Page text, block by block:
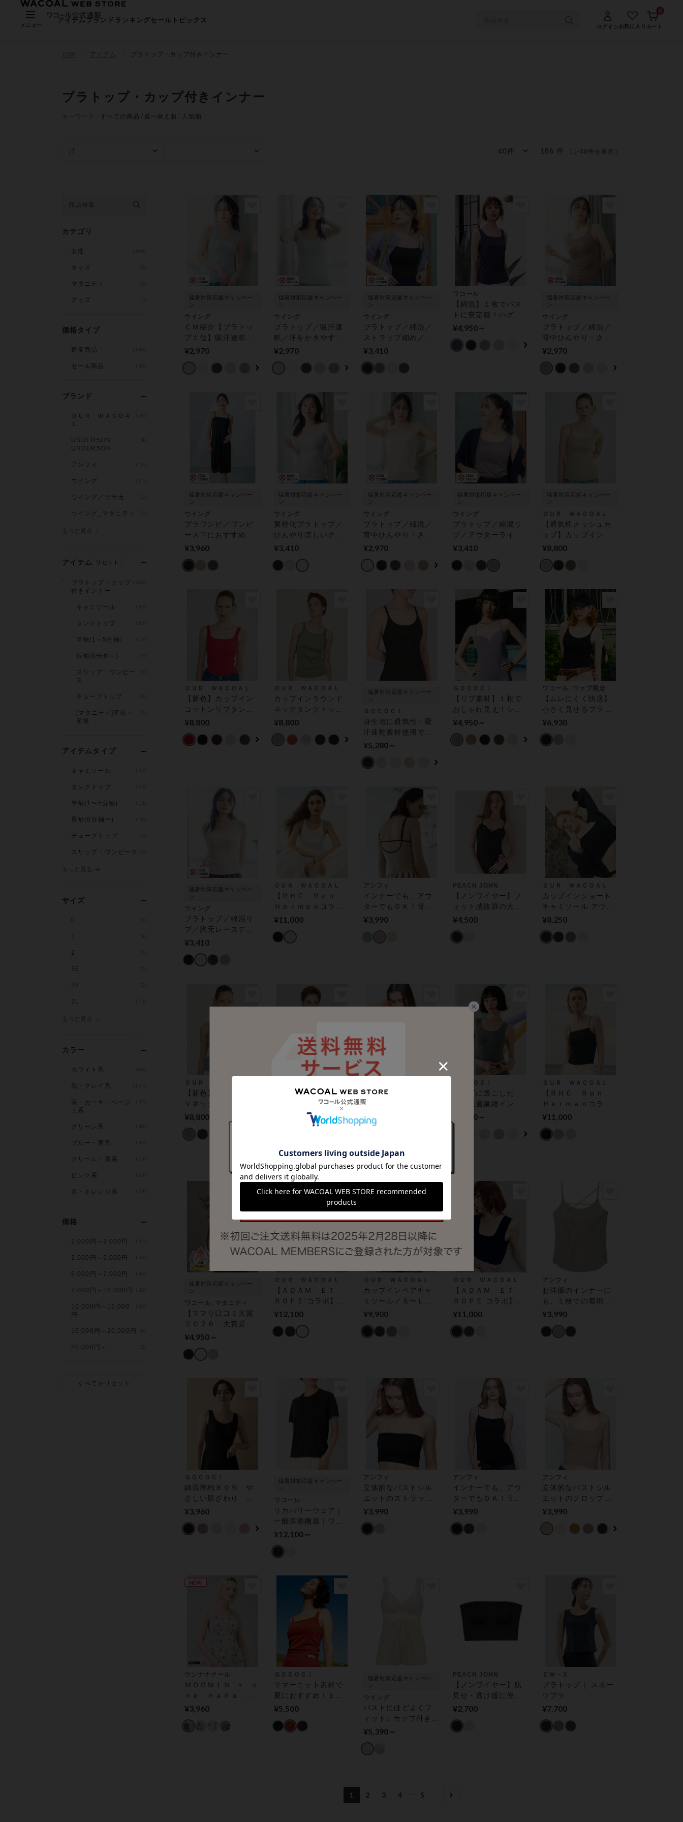
メニュー
アイテム ブランド ランキングセール トピックス
ログイン お気に入り カート
0
TOP アイテム ブラトップ・カップ付きインナー
ブラトップ・カップ付きインナー
キーワード すべての商品 並べ替え順 人気順
186 件 （1-40件を表示）
カテゴリ
女性
キッズ
マタニティ
グッズ
価格タイプ
通常商品
セール商品
ブランド
ＯＵＲ ＷＡＣＯＡ
Ｌ
UNDERSON
UNDERSON
アンフィ
ウイング
ウイング／ツヤカ
ウイング_マタニティ
もっと見る
アイテム リセット
ブラトップ・カップ
付きインナー
キャミソール
タンクトップ
半袖(1～5分袖)
長袖(6分袖～)
スリップ・ワンピー
ス
チューブトップ
[マタニティ]産前～
産後
アイテムタイプ
キャミソール
タンクトップ
半袖(1〜5分袖)
長袖(6分袖〜)
チューブトップ
スリップ・ワンピース
もっと見る
サイズ
0
1
2
36
38
3L
もっと見る
カラー
ホワイト系
黒・グレイ系
茶・カーキ・ベージ
ュ系
グリーン系
ブルー・紫系
クリーム・黄系
ピンク系
赤・オレンジ系
価格
2,000円～3,000円
3,000円～5,000円
5,000円～7,000円
7,000円～10,000円
10,000円～15,000
円
15,000円～20,000円
20,000円～
すべてをリセット
猛暑対策応援キャンペー
ン
ウイング
ＣＭ紹介【ブラトッ
プ１位】吸汗速乾／
背中もひんやり涼し
ップ】★近藤千尋さ
¥2,970
猛暑対策応援キャンペー
ン
ウイング
ブラトップ／吸汗速
乾／汗をかきやすい
背中もひんやり涼し
【シンクロブラトッ
¥2,970
猛暑対策応援キャンペー
ン
ウイング
ブラトップ／綿混／
ストラップ細め／背
中ひんやり・さらっ
ラトップ】★近藤千
¥3,410
ワコール
【綿混】１枚でバス
トに安定感！ハグす
るブラトップ カップ
¥4,950～
猛暑対策応援キャンペー
ン
ウイング
ブラトップ／綿混／
背中ひんやり・さら
っと快適／Ｓ〜５Ｌ
プ】 カップ付きイン
¥2,970
猛暑対策応援キャンペー
ン
ウイング
ブラワンピ／ワンピ
ース下におすすめ／
背中ひんやり・さら
【シンクロブラワン
¥3,960
猛暑対策応援キャンペー
ン
ウイング
夏特化ブラトップ／
ひんやり涼しいクー
ルメッシュタイプ／
臭加工【シンクロブ
¥3,410
猛暑対策応援キャンペー
ン
ウイング
ブラトップ／綿混／
背中ひんやり・さら
っと快適／Ｓ〜４Ｌ
プ】アンダーがラク
¥2,970
猛暑対策応援キャンペー
ン
ウイング
ブラトップ／綿混リ
ブ／アウターライク
／胸元高め【シンク
藤千尋さん着用★ カ
¥3,410
猛暑対策応援キャンペー
ン
ＯＵＲ ＷＡＣＯＡＬ
【通気性メッシュカ
ップ】カップインタ
ンクトップ アウタ
プ付き）
¥8,800
ＯＵＲ ＷＡＣＯＡＬ
【新色】カップイン
コットンリブタンク
トップ／Ｓ〜Ｌ＋ ア
（カップ付き）
¥8,800
ＯＵＲ ＷＡＣＯＡＬ
カップインラウンド
ネックタンクトップ
アウター トップス
¥8,800
猛暑対策応援キャンペー
ン
ＧＯＣＯＣｉ
身生地に通気性・吸
汗速乾素材使用で、
快適な肌ざわり【涼
ナー
¥5,280～
ＧＯＣＯＣｉ
【リブ素材】１枚で
おしゃれ見え！シャ
ツやシースルーとの
付きインナー
¥4,950～
ワコール_ウェブ限定
【ムレにくく快適】
小さく見せるブラト
ップ カップ付きイン
¥6,930
猛暑対策応援キャンペー
ン
ウイング
ブラトップ／綿混リ
ブ／胸元レースデザ
インでアウターライ
っきり【シンクロブ
¥3,410
ＯＵＲ ＷＡＣＯＡＬ
【ＲＨＣ Ｒｏｎ
Ｈｅｒｍａｎコラ
ボ】カップインアメ
クトップ アウター
¥11,000
アンフィ
インナーでも、アウ
ターでもＯＫ！背中
魅せアウターとの組
ップ
¥3,990
PEACH JOHN
【ノンワイヤー】フ
ィット感抜群の大人
気ブラキャミ。いつ
ャミソールコンフォ
¥4,500
ＯＵＲ ＷＡＣＯＡＬ
カップインショート
キャミソール アウタ
ー トップス（カッ
¥8,250
ＯＵＲ ＷＡＣＯＡＬ
【新色】カップイン
Ｖネックキャミソー
ル アウター トップ
ス（カップ付き）
¥8,800
ＯＵＲ ＷＡＣＯＡＬ
【通気性メッシュカ
ップ】カップインＶ
ネックキャミソール
（カップ付き）
¥8,800
ストラップの取りは
ずしができるブラト
¥3,990
ＧＯＣＯＣｉ
ムレずに過ごした
い！快適繊維インナ
ー ＧＯＣＯＣｉ
（ゴコチ） カップ付
¥5,170～
ＯＵＲ ＷＡＣＯＡＬ
【ＲＨＣ Ｒｏｎ
Ｈｅｒｍａｎコラ
ボ】カップインキャ
トップス（カップ付
¥11,000
猛暑対策応援キャンペー
ン
ワコール_マタニティ
【ママリ口コミ大賞
２０２６ 大賞受
賞】快適！授乳しや
ｉｒスルーブラトッ
前・産後）
¥4,950～
ＯＵＲ ＷＡＣＯＡＬ
【ＡＤＡＭ ＥＴ
ＲＯＰＥ’コラボ】カ
ップインベアテレコ
ー トップス（カッ
¥12,100
ＯＵＲ ＷＡＣＯＡＬ
カップインベアキャ
ミソール／Ｓ〜Ｌ＋
アウター トップス
¥9,900
ＯＵＲ ＷＡＣＯＡＬ
【ＡＤＡＭ ＥＴ
ＲＯＰＥ’コラボ】カ
ップインベアテレコ
プ アウター トップ
¥11,000
アンフィ
お洋服のインナーに
も、１枚での着用も
ＯＫ！ ブラトップ
¥3,990
ＧＯＣＯＣｉ
綿混率約８０％ や
さしい肌ざわり Ｇ
ＯＣＯＣｉ（ゴコ
¥3,960
猛暑対策応援キャンペー
ン
ワコール
リカバリーウェア｜
一般医療機器｜ワコ
ール ＆ＲＥＣＯＶ
やオフィスカジュア
（３分袖）
¥12,100～
アンフィ
立体的なバストシル
エットのストラップ
レスブラ（ノンワイ
¥3,990
アンフィ
インナーでも、アウ
ターでもＯＫ！ラク
にバストメイクでき
¥3,990
アンフィ
立体的なバストシル
エットのクロップド
丈 ブラトップ
¥3,990
NEW
ウンナナクール
ＭＯＯＭＩＮ × ｕ
ｎｅ ｎａｎａ ｃ
ｏｏｌ カップ付き
¥3,960
ＧＯＣＯＣｉ
サマーニット素材で
夏におすすめ！１枚
でも、レイヤードス
¥5,500
猛暑対策応援キャンペー
ン
ウイング
バストにほどよくフ
ィット♪ カップ付きイ
ンナー
¥5,390～
PEACH JOHN
【ノンワイヤー】肌
見せ・透け服に便
利！超シンプルなカ
ップ。クロップトブ
¥2,700
ＣＷ－Ｘ
ブラトップ｜ スポー
ツブラ
¥7,700
1 2 3 4 5